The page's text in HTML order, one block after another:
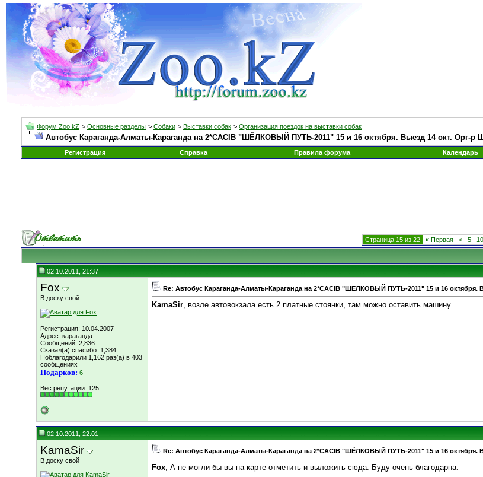
Форум Zoo.kZ > Основные разделы > Собаки > Выставки собак > Организация поездок на выставки собак
Автобус Караганда-Алматы-Караганда на 2*CACIB "ШЁЛКОВЫЙ ПУТЬ-2011" 15 и 16 октября. Выезд 14 окт. Орг-р
Регистрация
Справка Правила форума Календарь
Страница 15 из 22 « Первая < 5 10
02.10.2011, 21:37
Fox
В доску свой
Регистрация: 10.04.2007
Адрес: караганда
Сообщений: 2,836
Сказал(а) спасибо: 1,384
Поблагодарили 1,162 раз(а) в 403
сообщениях
Подарков: 6
Вес репутации: 125
Re: Автобус Караганда-Алматы-Караганда на 2*CACIB "ШЁЛКОВЫЙ ПУТЬ-2011" 15 и 16 октября.
KamaSir, возле автовокзала есть 2 платные стоянки, там можно оставить машину.
02.10.2011, 22:01
KamaSir
В доску свой
Re: Автобус Караганда-Алматы-Караганда на 2*CACIB "ШЁЛКОВЫЙ ПУТЬ-2011" 15 и 16 октября.
Fox, А не могли бы вы на карте отметить и выложить сюда. Буду очень благодарна.